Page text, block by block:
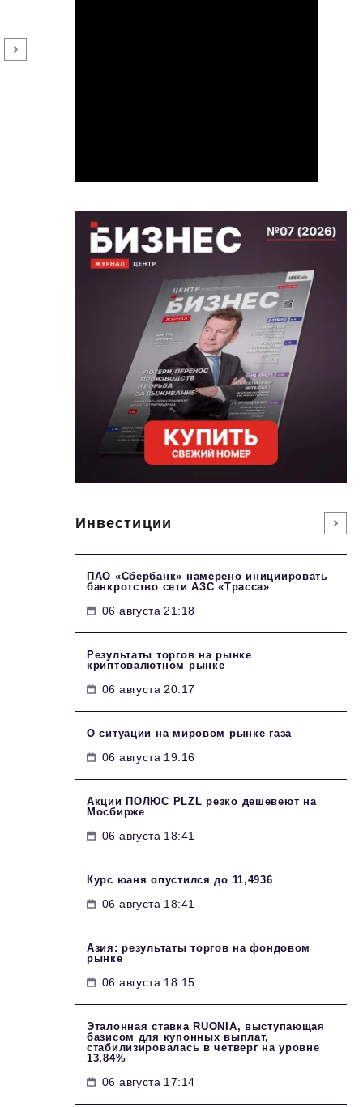
Инвестиции
ПАО «Сбербанк» намерено инициировать
банкротство сети АЗС «Трасса»
06 августа 21:18
Результаты торгов на рынке
криптовалютном рынке
06 августа 20:17
О ситуации на мировом рынке газа
06 августа 19:16
Акции ПОЛЮС PLZL резко дешевеют на
Мосбирже
06 августа 18:41
Курс юаня опустился до 11,4936
06 августа 18:41
Азия: результаты торгов на фондовом
рынке
06 августа 18:15
Эталонная ставка RUONIA, выступающая
базисом для купонных выплат,
стабилизировалась в четверг на уровне
13,84%
06 августа 17:14